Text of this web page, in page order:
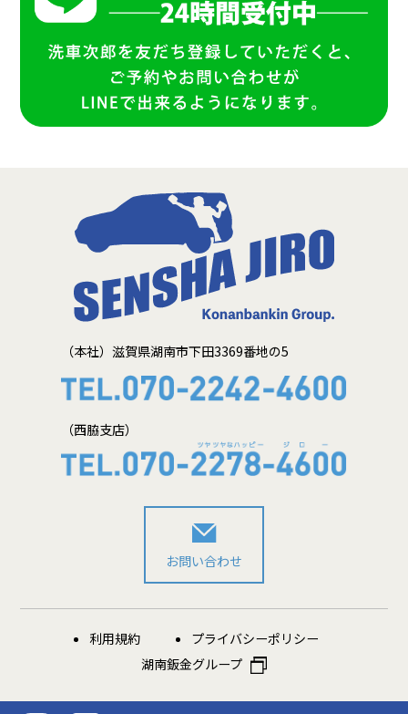
（本社）滋賀県湖南市下田3369番地の5
（西脇支店）
お問い合わせ
利用規約
プライバシーポリシー
湖南鈑金グループ